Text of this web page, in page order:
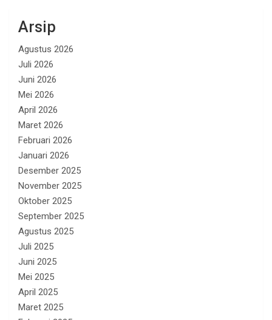
Arsip
Agustus 2026
Juli 2026
Juni 2026
Mei 2026
April 2026
Maret 2026
Februari 2026
Januari 2026
Desember 2025
November 2025
Oktober 2025
September 2025
Agustus 2025
Juli 2025
Juni 2025
Mei 2025
April 2025
Maret 2025